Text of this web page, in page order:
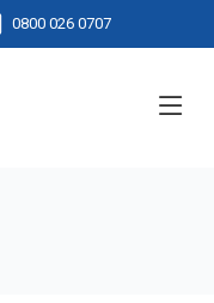
0800 026 0707